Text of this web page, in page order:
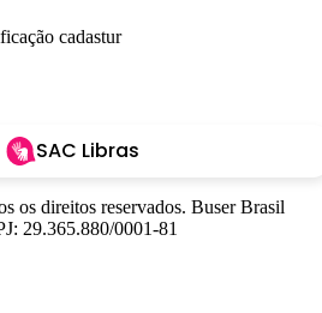
SAC Libras
os direitos reservados. Buser Brasil
29.365.880/0001-81